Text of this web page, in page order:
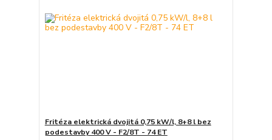
Fritéza elektrická dvojitá 0,75 kW/l, 8+8 l bez
podestavby 400 V - F2/8T - 74 ET